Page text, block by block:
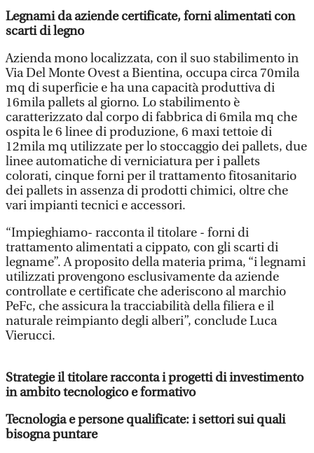
Legnami da aziende certificate, forni alimentati con
scarti di legno
Azienda mono localizzata, con il suo stabilimento in
Via Del Monte Ovest a Bientina, occupa circa 70mila
mq di superficie e ha una capacità produttiva di
16mila pallets al giorno. Lo stabilimento è
caratterizzato dal corpo di fabbrica di 6mila mq che
ospita le 6 linee di produzione, 6 maxi tettoie di
12mila mq utilizzate per lo stoccaggio dei pallets, due
linee automatiche di verniciatura per i pallets
colorati, cinque forni per il trattamento fitosanitario
dei pallets in assenza di prodotti chimici, oltre che
vari impianti tecnici e accessori.
“Impieghiamo- racconta il titolare - forni di
trattamento alimentati a cippato, con gli scarti di
legname”. A proposito della materia prima, “i legnami
utilizzati provengono esclusivamente da aziende
controllate e certificate che aderiscono al marchio
PeFc, che assicura la tracciabilità della filiera e il
naturale reimpianto degli alberi”, conclude Luca
Vierucci.
Strategie il titolare racconta i progetti di investimento
in ambito tecnologico e formativo
Tecnologia e persone qualificate: i settori sui quali
bisogna puntare